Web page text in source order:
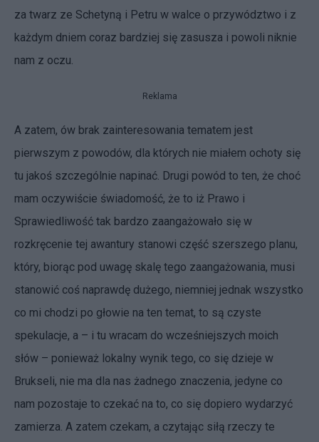
za twarz ze Schetyną i Petru w walce o przywództwo i z
każdym dniem coraz bardziej się zasusza i powoli niknie
nam z oczu.
Reklama
A zatem, ów brak zainteresowania tematem jest
pierwszym z powodów, dla których nie miałem ochoty się
tu jakoś szczególnie napinać. Drugi powód to ten, że choć
mam oczywiście świadomość, że to iż Prawo i
Sprawiedliwość tak bardzo zaangażowało się w
rozkręcenie tej awantury stanowi część szerszego planu,
który, biorąc pod uwagę skalę tego zaangażowania, musi
stanowić coś naprawdę dużego, niemniej jednak wszystko
co mi chodzi po głowie na ten temat, to są czyste
spekulacje, a – i tu wracam do wcześniejszych moich
słów – ponieważ lokalny wynik tego, co się dzieje w
Brukseli, nie ma dla nas żadnego znaczenia, jedyne co
nam pozostaje to czekać na to, co się dopiero wydarzyć
zamierza. A zatem czekam, a czytając siłą rzeczy te